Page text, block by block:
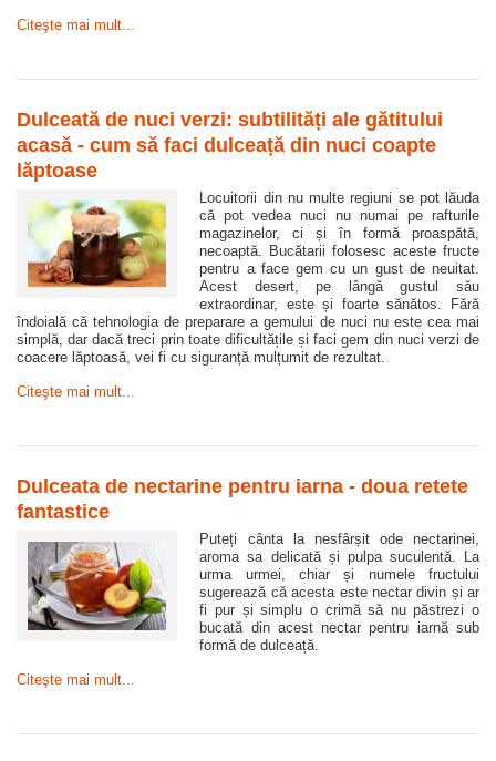
Citeşte mai mult...
Dulceată de nuci verzi: subtilități ale gătitului
acasă - cum să faci dulceață din nuci coapte
lăptoase
Locuitorii din nu multe regiuni se pot lăuda
că pot vedea nuci nu numai pe rafturile
magazinelor, ci și în formă proaspătă,
necoaptă. Bucătarii folosesc aceste fructe
pentru a face gem cu un gust de neuitat.
Acest desert, pe lângă gustul său
extraordinar, este și foarte sănătos. Fără
îndoială că tehnologia de preparare a gemului de nuci nu este cea mai
simplă, dar dacă treci prin toate dificultățile și faci gem din nuci verzi de
coacere lăptoasă, vei fi cu siguranță mulțumit de rezultat.
Citeşte mai mult...
Dulceata de nectarine pentru iarna - doua retete
fantastice
Puteți cânta la nesfârșit ode nectarinei,
aroma sa delicată și pulpa suculentă. La
urma urmei, chiar și numele fructului
sugerează că acesta este nectar divin și ar
fi pur și simplu o crimă să nu păstrezi o
bucată din acest nectar pentru iarnă sub
formă de dulceață.
Citeşte mai mult...